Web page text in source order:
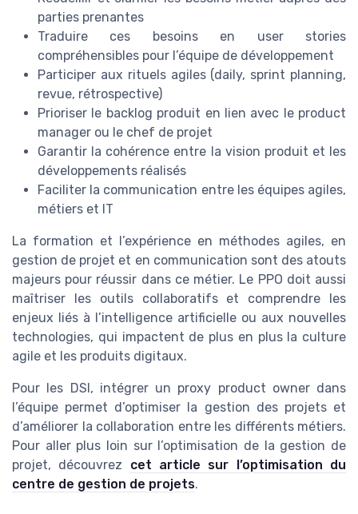
parties prenantes
Traduire ces besoins en user stories
compréhensibles pour l’équipe de développement
Participer aux rituels agiles (daily, sprint planning,
revue, rétrospective)
Prioriser le backlog produit en lien avec le product
manager ou le chef de projet
Garantir la cohérence entre la vision produit et les
développements réalisés
Faciliter la communication entre les équipes agiles,
métiers et IT
La formation et l’expérience en méthodes agiles, en
gestion de projet et en communication sont des atouts
majeurs pour réussir dans ce métier. Le PPO doit aussi
maîtriser les outils collaboratifs et comprendre les
enjeux liés à l’intelligence artificielle ou aux nouvelles
technologies, qui impactent de plus en plus la culture
agile et les produits digitaux.
Pour les DSI, intégrer un proxy product owner dans
l’équipe permet d’optimiser la gestion des projets et
d’améliorer la collaboration entre les différents métiers.
Pour aller plus loin sur l’optimisation de la gestion de
projet, découvrez cet article sur l’optimisation du
centre de gestion de projets.